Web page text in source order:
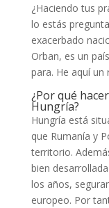
¿Haciendo tus
lo estás
exacerbado
Orban, es un
para. He aquí un
¿Por qué
Hungría?
Hungría está
que Rumanía y
territorio.
bien
los años,
europeo. Por